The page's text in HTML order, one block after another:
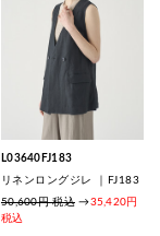
L03640FJ183
リネンロングジレ ｜FJ183
50,600円 税込→35,420円
税込